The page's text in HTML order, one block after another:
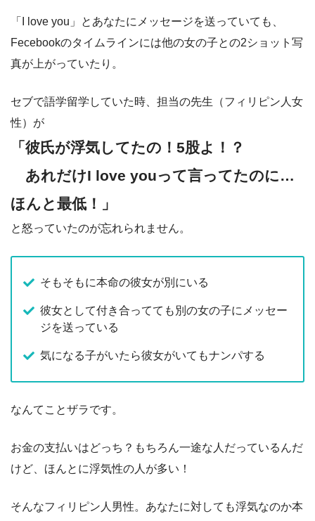
「I love you」とあなたにメッセージを送っていても、
Fecebookのタイムラインには他の女の子との2ショット写
真が上がっていたり。
セブで語学留学していた時、担当の先生（フィリピン人女
性）が
「彼氏が浮気してたの！5股よ！？
あれだけI love youって言ってたのに…
ほんと最低！」
と怒っていたのが忘れられません。
そもそもに本命の彼女が別にいる
彼女として付き合ってても別の女の子にメッセー
ジを送っている
気になる子がいたら彼女がいてもナンパする
なんてことザラです。
お金の支払いはどっち？もちろん一途な人だっているんだ
けど、ほんとに浮気性の人が多い！
そんなフィリピン人男性。あなたに対しても浮気なのか本